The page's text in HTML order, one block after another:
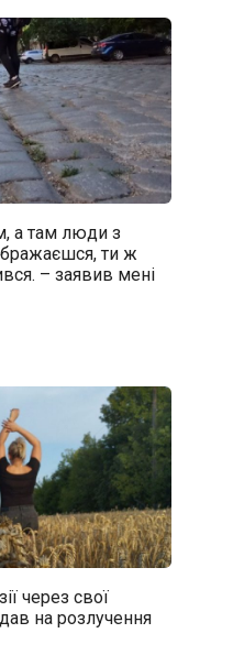
а там люди з
ти ж
– заявив мені
через свої
на розлучення